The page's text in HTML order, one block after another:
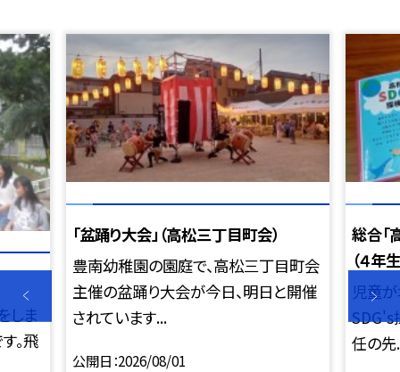
しま
。飛
「盆踊り大会」（高松三丁目町会）
豊南幼稚園の園庭で、高松三丁目町会
主催の盆踊り大会が今日、明日と開催
されています...
公開日 2026/08/01
総合「
（４年
児童
SDG's
任の先